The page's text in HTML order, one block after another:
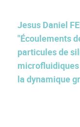
Jesus Daniel
"Écoulements
particules de
la dynamique